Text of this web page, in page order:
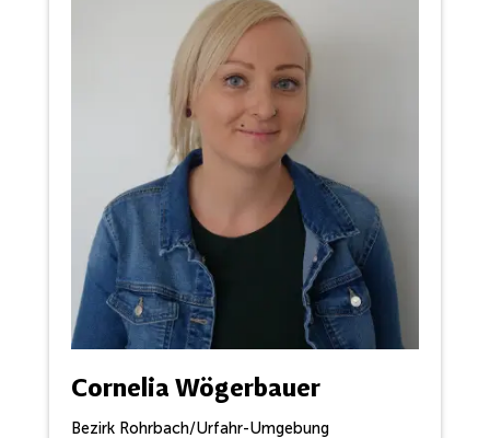
Cornelia Wögerbauer
Bezirk Rohrbach/Urfahr-Umgebung